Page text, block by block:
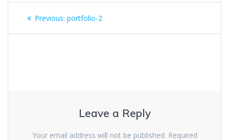
Post
navigation
Previous: Previous
portfolio-2
Leave a Reply
Your email address will not be published. Required